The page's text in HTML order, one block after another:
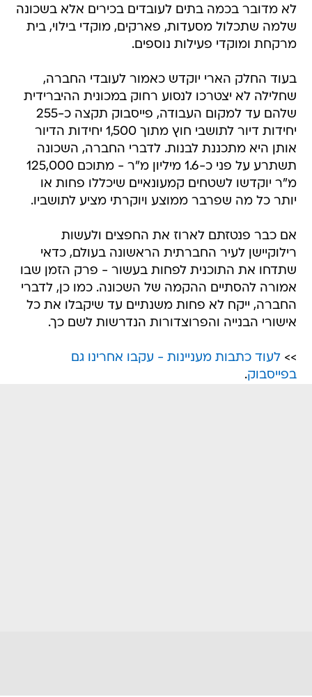
לא מדובר בכמה בתים לעובדים בכירים אלא בשכונה
שלמה שתכלול מסעדות, פארקים, מוקדי בילוי, בית
מרקחת ומוקדי פעילות נוספים.
בעוד החלק הארי יוקדש כאמור לעובדי החברה,
שחלילה לא יצטרכו לנסוע רחוק במכונית ההיברידית
שלהם עד למקום העבודה, פייסבוק תקצה כ-255
יחידות דיור לתושבי חוץ מתוך 1,500 יחידות הדיור
אותן היא מתכננת לבנות. לדברי החברה, השכונה
תשתרע על פני כ-1.6 מיליון מ"ר - מתוכם 125,000
מ"ר יוקדשו לשטחים קמעונאיים שיכללו פחות או
יותר כל מה שפרבר ממוצע ויוקרתי מציע לתושביו.
אם כבר פנטזתם לארוז את החפצים ולעשות
רילוקיישן לעיר החברתית הראשונה בעולם, כדאי
שתדחו את התוכנית לפחות בעשור - פרק הזמן שבו
אמורה להסתיים ההקמה של השכונה. כמו כן, לדברי
החברה, ייקח לא פחות משנתיים עד שיקבלו את כל
אישורי הבנייה והפרוצדורות הנדרשות לשם כך.
>>לעוד כתבות מעניינות - עקבו אחרינו גם
בפייסבוק.